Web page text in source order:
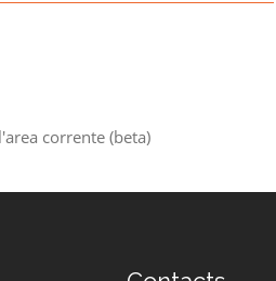
corrente (beta)